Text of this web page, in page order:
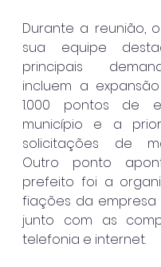
Durante a reunião,
sua equipe
principais
incluem a
1.000 pontos de
município e a
solicitações de
Outro ponto
prefeito foi a
fiações da empresa
junto com as
telefonia e internet.